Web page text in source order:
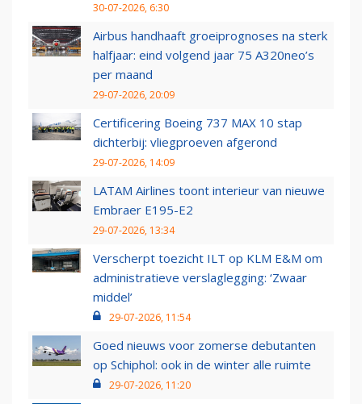
30-07-2026, 6:30
Airbus handhaaft groeiprognoses na sterk
halfjaar: eind volgend jaar 75 A320neo’s
per maand
29-07-2026, 20:09
Certificering Boeing 737 MAX 10 stap
dichterbij: vliegproeven afgerond
29-07-2026, 14:09
LATAM Airlines toont interieur van nieuwe
Embraer E195-E2
29-07-2026, 13:34
Verscherpt toezicht ILT op KLM E&M om
administratieve verslaglegging: ‘Zwaar
middel’
29-07-2026, 11:54
Goed nieuws voor zomerse debutanten
op Schiphol: ook in de winter alle ruimte
29-07-2026, 11:20